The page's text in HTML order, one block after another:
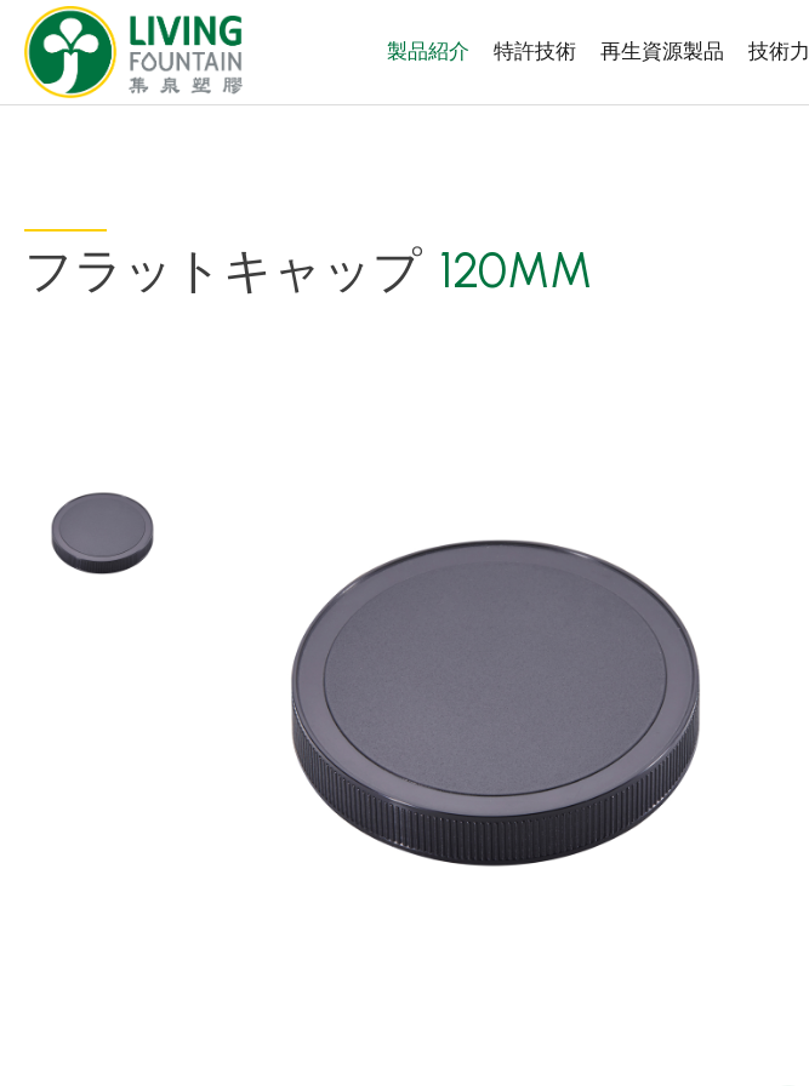
製品紹介 特許技術 再生資源製品 技術力
フラットキャップ 120MM
製品紹介
キャップ
エアレスボトル/クリーム容器/ソープボックス
ミストスプレー、ミニボトル、ロールオンボトル